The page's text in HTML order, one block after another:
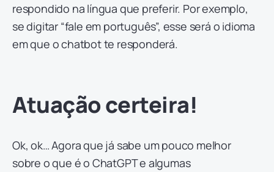
respondido na língua que preferir. Por exemplo,
se digitar “fale em português”, esse será o idioma
em que o chatbot te responderá.
Atuação certeira!
Ok, ok… Agora que já sabe um pouco melhor
sobre o que é o ChatGPT e algumas